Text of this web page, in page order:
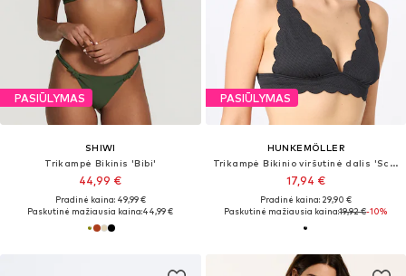
PASIŪLYMAS
SHIWI
Trikampė Bikinis 'Bibi'
44,99 €
Pradinė kaina: 49,99 €
Paskutinė mažiausia kaina:44,99 €
PASIŪLYMAS
HUNKEMÖLLER
Trikampė Bikinio viršutinė dalis 'Scallop'
17,94 €
Pradinė kaina: 29,90 €
Paskutinė mažiausia kaina:19,92 €-10%